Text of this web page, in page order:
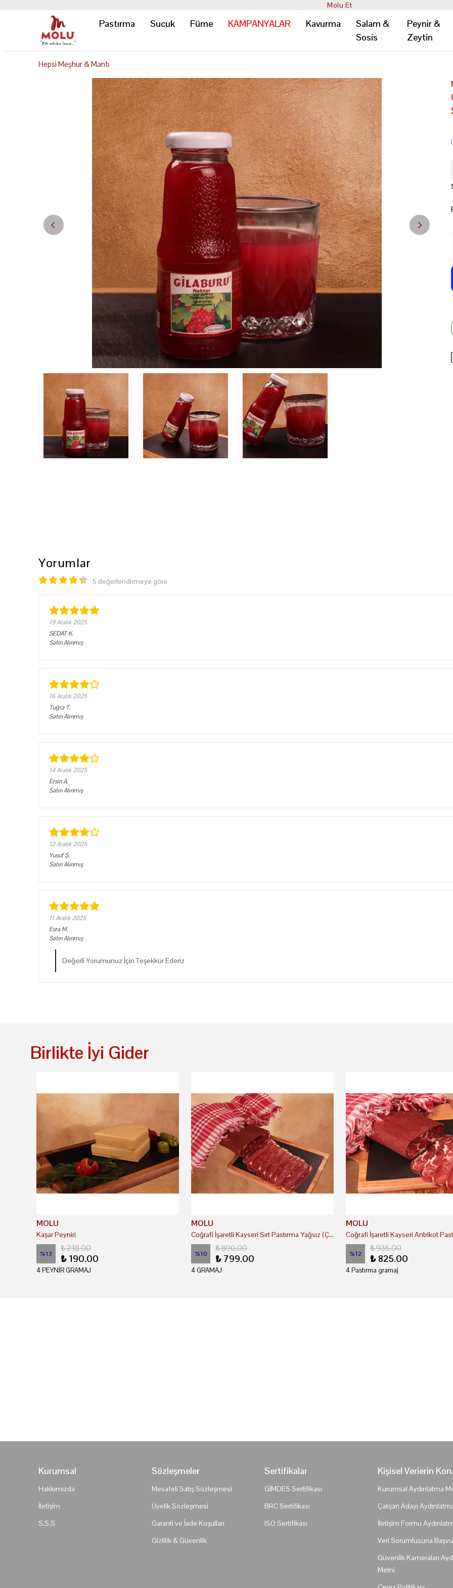
Molu Et
Pastırma Sucuk Füme KAMPANYALAR Kavurma
Salam &
Sosis
Peynir &
Zeytin
Hepsi Meşhur & Mantı
Yorumlar
5 değerlendirmeye göre
19 Aralık 2025
SEDAT K.
Satın Alınmış
16 Aralık 2025
Tuğra T.
Satın Alınmış
14 Aralık 2025
ErsinA.
Satın Alınmış
12 Aralık 2025
Yusuf Ş.
Satın Alınmış
11 Aralık 2025
Esra M.
Satın Alınmış
Değerli Yorumunuz İçin Teşekkür Ederiz
Birlikte İyi Gider
MOLU
Kaşar Peyniri
%13
₺ 218.00
₺ 190.00
4 PEYNİR GRAMAJ
MOLU
Coğrafi İşaretli Kayseri Sırt Pastırma Yağsız (Çemenli)
%10
₺ 890.00
₺ 799.00
4 GRAMAJ
MOLU
%12
₺ 935.00
₺ 825.00
4 Pastırma gramaj
Kurumsal
Hakkımızda
İletişim
S.S.S
Sözleşmeler
Mesafeli Satış Sözleşmesi
Üyelik Sözleşmesi
Garanti ve İade Koşulları
Gizlilik & Güvenlik
Sertifikalar
GİMDES Sertifikası
BRC Sertifikası
ISO Sertifikası
Kişisel Verierin
Kurumsal Aydınlatma
Çalışan Adayı
İletişim Formu
Veri Sorumlusuna
Güvenlik Kameraları
Metni